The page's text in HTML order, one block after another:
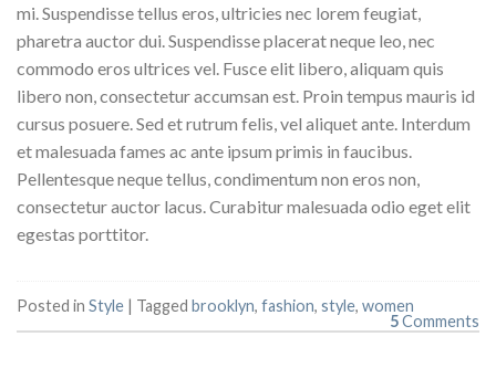
mi. Suspendisse tellus eros, ultricies nec lorem feugiat,
pharetra auctor dui. Suspendisse placerat neque leo, nec
commodo eros ultrices vel. Fusce elit libero, aliquam quis
libero non, consectetur accumsan est. Proin tempus mauris id
cursus posuere. Sed et rutrum felis, vel aliquet ante. Interdum
et malesuada fames ac ante ipsum primis in faucibus.
Pellentesque neque tellus, condimentum non eros non,
consectetur auctor lacus. Curabitur malesuada odio eget elit
egestas porttitor.
Posted in Style | Tagged brooklyn, fashion, style, women
5Comments